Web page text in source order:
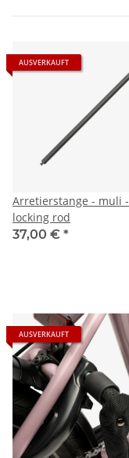
AUSVERKAUFT
Arretierstange - muli -
locking rod
37,00 € *
AUSVERKAUFT